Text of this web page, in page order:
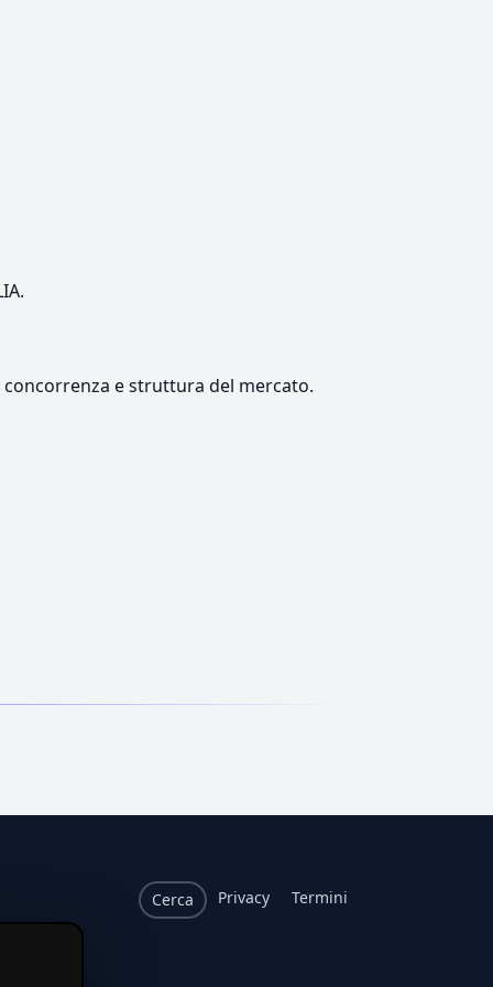
e struttura del mercato.
Cerca Privacy Termini